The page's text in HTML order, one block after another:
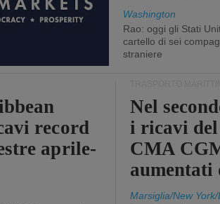
Washington
Rao: oggi gli Stati
cartello di sei
straniere
record
aprile-
Nel
i ricavi
CMA
aumentati
Marsiglia/New